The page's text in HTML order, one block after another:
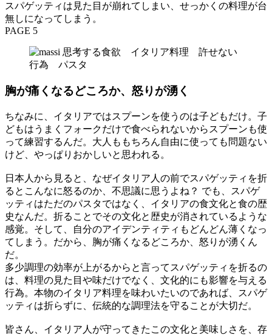
スパゲッティは見た目が崩れてしまい、せっかくの料理が台
無しになってしまう。
PAGE 5
胸が痛くなるどころか、怒りが湧く
ちなみに、イタリアではスプーンを使うのは子どもだけ。子
どもはうまくフォークだけで食べられないからスプーンも使
って練習するんだ。大人ももちろん自由に使っても問題ない
けど、やっぱりおかしいと思われる。
日本人から見ると、なぜイタリア人の前でスパゲッティを折
るとこんなに怒るのか、不思議に思うよね？ でも、スパゲ
ッティはただのパスタではなく、イタリアの食文化と食の歴
史なんだ。折ることでその文化と歴史が消されているような
感覚。そして、自分のアイデンティティもどんどん薄くなっ
てしまう。だから、胸が痛くなるどころか、怒りが湧くん
だ。
多少調理の効率が上がるからと言ってスパゲッティを折るの
は、料理の見た目や味だけでなく、文化的にも影響を与える
行為。本物のイタリア料理を味わいたいのであれば、スパゲ
ッティは折らずに、伝統的な調理法を守ることが大切だ。
皆さん、イタリア人が守ってきたこの文化と美味しさを、存